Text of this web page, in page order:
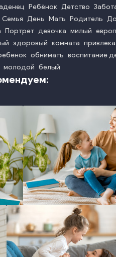
Ребёнок Детство
Семья День Мать Родитель
Портрет девочка милый
здоровый комната
обнимать воспитание
молодой белый
photo